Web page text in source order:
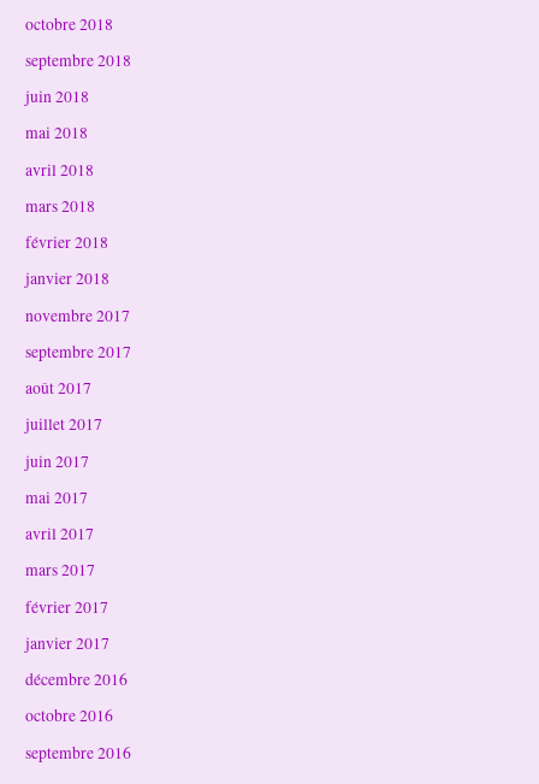
octobre 2018
septembre 2018
juin 2018
mai 2018
avril 2018
mars 2018
février 2018
janvier 2018
novembre 2017
septembre 2017
août 2017
juillet 2017
juin 2017
mai 2017
avril 2017
mars 2017
février 2017
janvier 2017
décembre 2016
octobre 2016
septembre 2016